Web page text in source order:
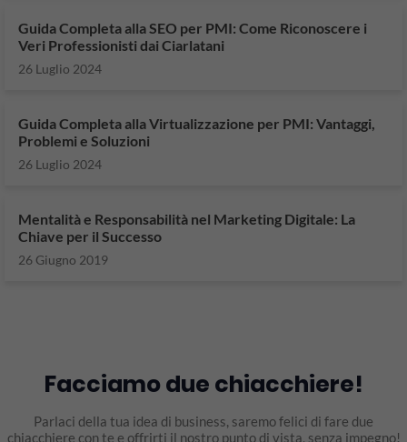
Guida Completa alla SEO per PMI: Come Riconoscere i
Veri Professionisti dai Ciarlatani
26 Luglio 2024
Guida Completa alla Virtualizzazione per PMI: Vantaggi,
Problemi e Soluzioni
26 Luglio 2024
Mentalità e Responsabilità nel Marketing Digitale: La
Chiave per il Successo
26 Giugno 2019
Facciamo due chiacchiere!
Parlaci della tua idea di business, saremo felici di fare due
chiacchiere con te e offrirti il nostro punto di vista, senza impegno!